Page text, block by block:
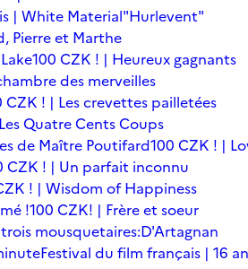
| White Material"Hurlevent"
Pierre et Marthe
100 CZK ! | Heureux gagnants
des merveilles
CZK ! | Les crevettes pailletées
Quatre Cents Coups
de Maître Poutifard100 CZK ! |
CZK ! | Un parfait inconnu
! | Wisdom of Happiness
!100 CZK! | Frère et soeur
mousquetaires:D'Artagnan
Festival du film français | 16